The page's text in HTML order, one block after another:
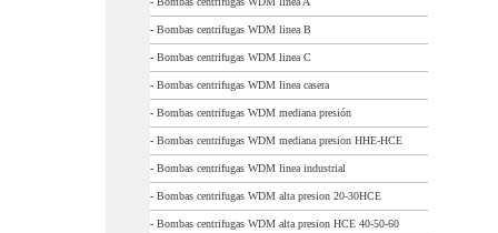
- Bombas centrifugas WDM linea B
- Bombas centrifugas WDM linea C
- Bombas centrifugas WDM linea casera
- Bombas centrifugas WDM mediana presión
- Bombas centrifugas WDM mediana presion HHE-HCE
- Bombas centrifugas WDM linea industrial
- Bombas centrifugas WDM alta presion 20-30HCE
- Bombas centrifugas WDM alta presion HCE 40-50-60